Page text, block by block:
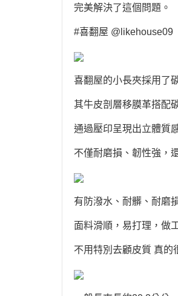
完美解決了這個問題。
#喜翻屋 @likehouse09
喜翻屋的小長夾採用了
其牛皮剖層移膜革搭配
通過壓印呈現出立體質
不僅耐磨損、韌性強，
有防潑水、耐髒、耐磨
面料滑順，易打理，做
不用特別去顧皮質 真的